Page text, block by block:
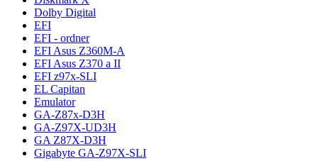
Dolby Digital
EFI
EFI - ordner
EFI Asus Z360M-A
EFI Asus Z370 a II
EFI z97x-SLI
EL Capitan
Emulator
GA-Z87x-D3H
GA-Z97X-UD3H
GA Z87X-D3H
Gigabyte GA-Z97X-SLI